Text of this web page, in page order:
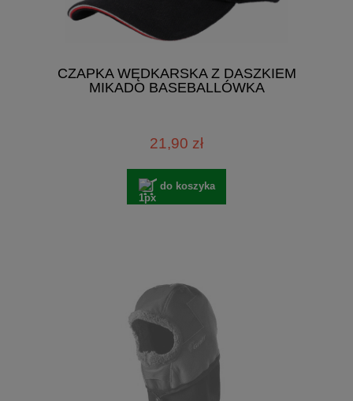
CZAPKA WĘDKARSKA Z DASZKIEM
MIKADO BASEBALLÓWKA
21,90 zł
do koszyka